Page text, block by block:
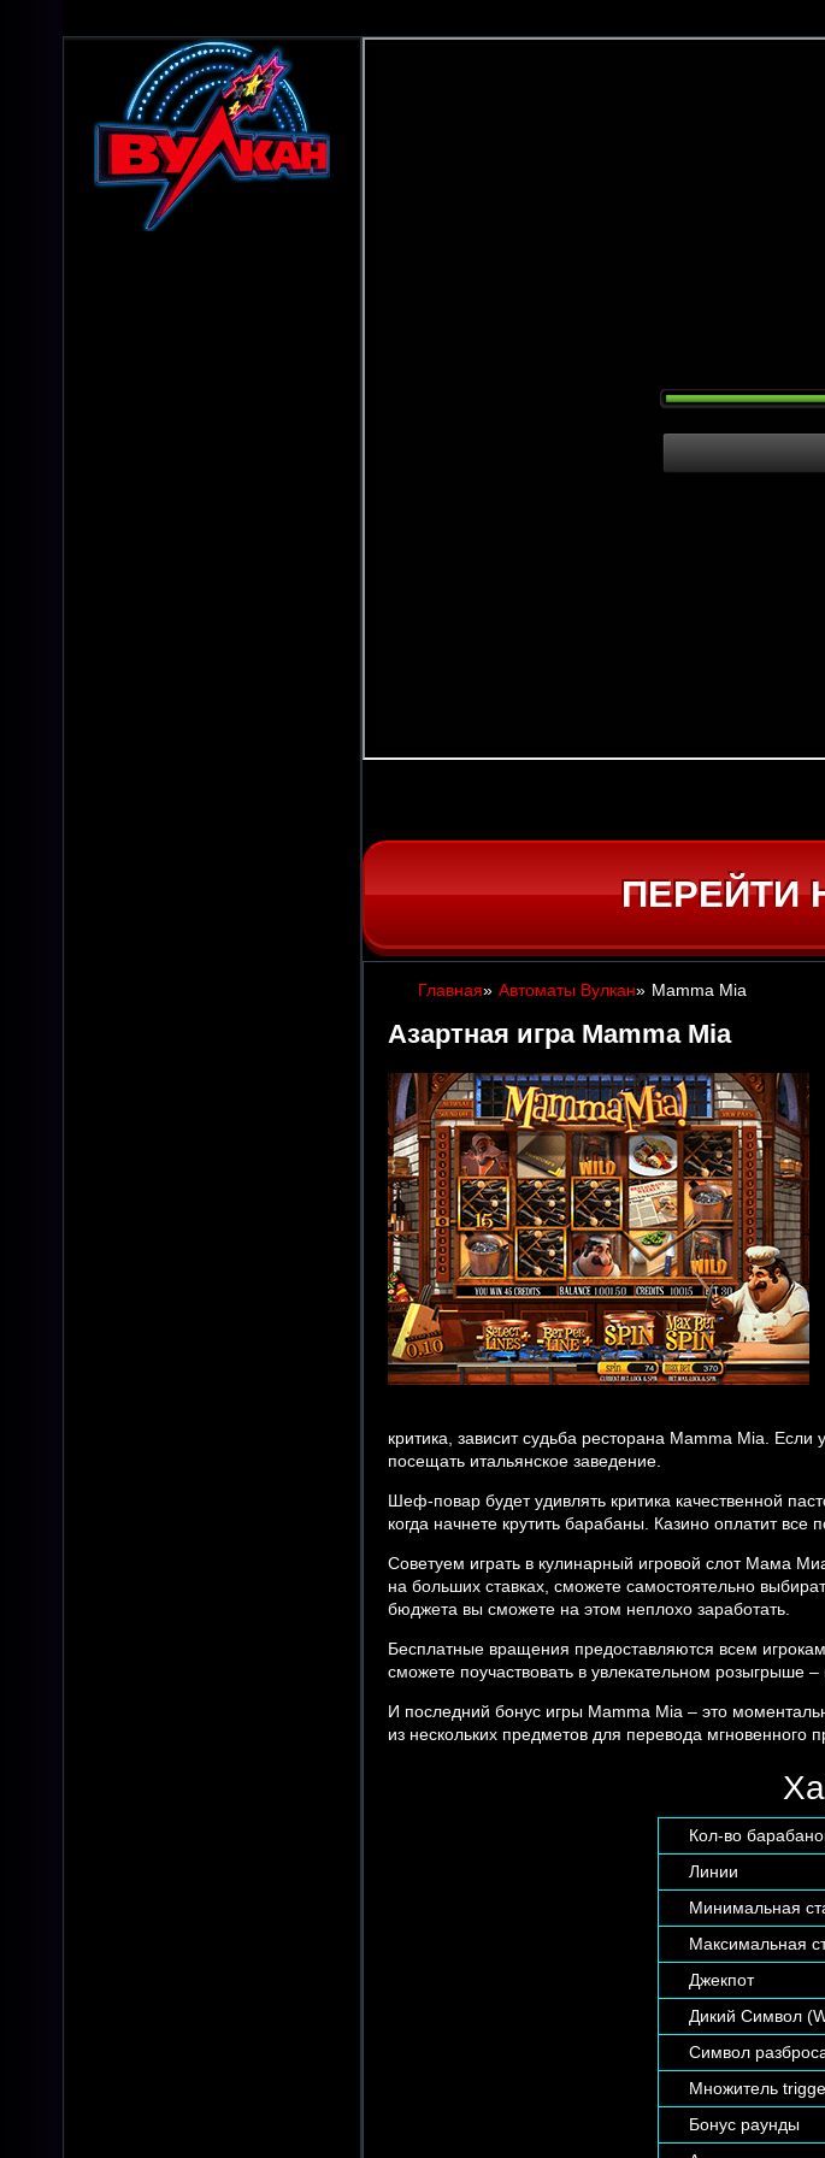
ПЕРЕЙТИ
Главная» Автоматы Вулкан» Mamma Mia
Азартная игра Mamma Mia
критика, зависит судьба ресторана Mamma Mia. Если
посещать итальянское заведение.
Шеф-повар будет удивлять критика качественной
когда начнете крутить барабаны. Казино оплатит все
Советуем играть в кулинарный игровой слот Мама
на больших ставках, сможете самостоятельно
бюджета вы сможете на этом неплохо заработать.
Бесплатные вращения предоставляются всем
сможете поучаствовать в увлекательном розыгрыше
И последний бонус игры Mamma Mia – это
из нескольких предметов для перевода мгновенного
Кол-во
Линии
Минимальная
Максимальная
Джекпот
Дикий Символ
Символ
Множитель
Бонус раунды